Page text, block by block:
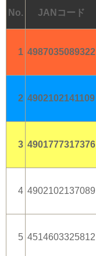
No. JANコード
1 4987035089322
2 4902102141109
3 4901777317376
4 4902102137089
5 4514603325812